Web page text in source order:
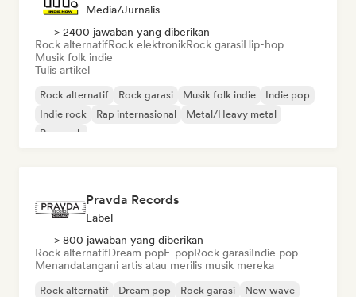
Media/Jurnalis
> 2400 jawaban yang diberikan
Rock alternatifRock elektronikRock garasiHip-hop
Musik folk indie
Tulis artikel
Rock alternatif Rock garasi Musik folk indie
Indie pop
Indie rock
Rap internasional
Metal/Heavy metal
Pop rock
Pravda Records
Label
> 800 jawaban yang diberikan
Rock alternatifDream popE-popRock garasiIndie pop
Menandatangani artis atau merilis musik mereka
Rock alternatif Dream pop Rock garasi
New wave